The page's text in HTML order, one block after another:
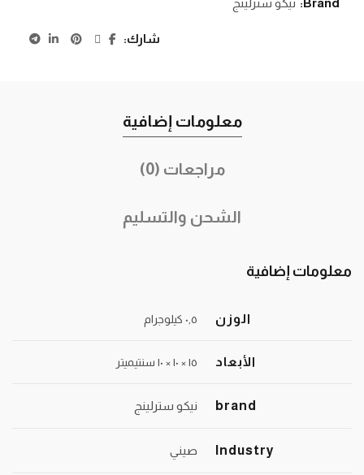
شارك
معلومات إضافية
مراجعات (0)
الشحن والتسليم
معلومات إضافية
الوزن ٠٫٥ كيلوجرام
الأبعاد ١٥ × ١٠ × ١٠ سنتيميتر
brand نيكو سترلينج
Industry صيني